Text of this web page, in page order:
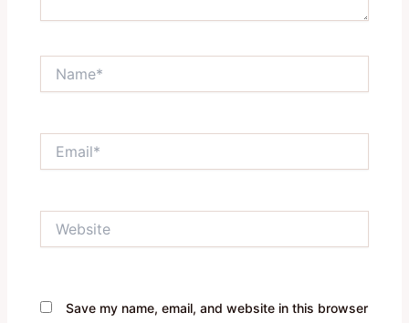
Save my name, email, and website in this browser